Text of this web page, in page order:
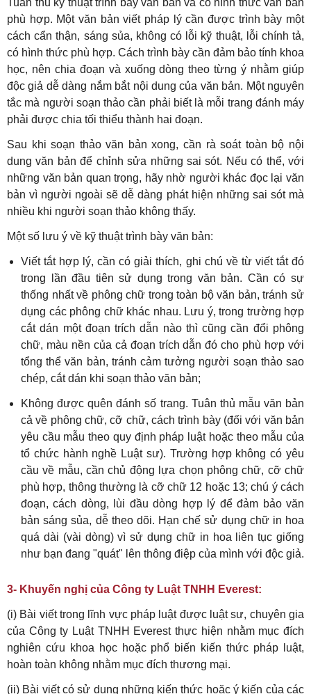
phù hợp. Một văn bản viết pháp lý cần được trình bày một
cách cẩn thận, sáng sủa, không có lỗi kỹ thuật, lỗi chính tả,
có hình thức phù hợp. Cách trình bày cần đảm bảo tính khoa
học, nên chia đoạn và xuống dòng theo từng ý nhằm giúp
độc giả dễ dàng nắm bắt nội dung của văn bản. Một nguyên
tắc mà người soạn thảo cần phải biết là mỗi trang đánh máy
phải được chia tối thiểu thành hai đoạn.
Sau khi soạn thảo văn bản xong, cần rà soát toàn bộ nội
dung văn bản để chỉnh sửa những sai sót. Nếu có thể, với
những văn bản quan trọng, hãy nhờ người khác đọc lại văn
bản vì người ngoài sẽ dễ dàng phát hiện những sai sót mà
nhiều khi người soạn thảo không thấy.
Một số lưu ý về kỹ thuật trình bày văn bản:
Viết tắt hợp lý, cần có giải thích, ghi chú về từ viết tắt đó
trong lần đầu tiên sử dụng trong văn bản. Cần có sự
thống nhất về phông chữ trong toàn bộ văn bản, tránh sử
dụng các phông chữ khác nhau. Lưu ý, trong trường hợp
cắt dán một đoạn trích dẫn nào thì cũng cần đổi phông
chữ, màu nền của cả đoạn trích dẫn đó cho phù hợp với
tổng thể văn bản, tránh cảm tưởng người soạn thảo sao
chép, cắt dán khi soạn thảo văn bản;
Không được quên đánh số trang. Tuân thủ mẫu văn bản
cả về phông chữ, cỡ chữ, cách trình bày (đối với văn bản
yêu cầu mẫu theo quy định pháp luật hoặc theo mẫu của
tổ chức hành nghề Luật sư). Trường hợp không có yêu
cầu về mẫu, cần chủ động lựa chọn phông chữ, cỡ chữ
phù hợp, thông thường là cỡ chữ 12 hoặc 13; chú ý cách
đoạn, cách dòng, lùi đầu dòng hợp lý để đảm bảo văn
bản sáng sủa, dễ theo dõi. Hạn chế sử dụng chữ in hoa
quá dài (vài dòng) vì sử dụng chữ in hoa liên tục giống
như bạn đang "quát" lên thông điệp của mình với độc giả.
3- Khuyến nghị của Công ty Luật TNHH Everest:
(i) Bài viết trong lĩnh vực pháp luật được luật sư, chuyên gia
của Công ty Luật TNHH Everest thực hiện nhằm mục đích
nghiên cứu khoa học hoặc phổ biến kiến thức pháp luật,
hoàn toàn không nhằm mục đích thương mại.
(ii) Bài viết có sử dụng những kiến thức hoặc ý kiến của các